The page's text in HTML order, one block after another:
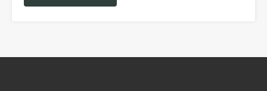
field